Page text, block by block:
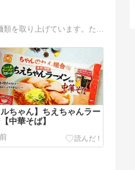
ルちゃん】ちえちゃんラー
中華そば】